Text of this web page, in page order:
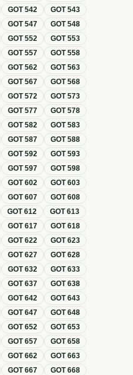
GOT542 GOT543
GOT547 GOT548
GOT552 GOT553
GOT557 GOT558
GOT562 GOT563
GOT567 GOT568
GOT572 GOT573
GOT577 GOT578
GOT582 GOT583
GOT587 GOT588
GOT592 GOT593
GOT597 GOT598
GOT602 GOT603
GOT607 GOT608
GOT612 GOT613
GOT617 GOT618
GOT622 GOT623
GOT627 GOT628
GOT632 GOT633
GOT637 GOT638
GOT642 GOT643
GOT647 GOT648
GOT652 GOT653
GOT657 GOT658
GOT662 GOT663
GOT667 GOT668